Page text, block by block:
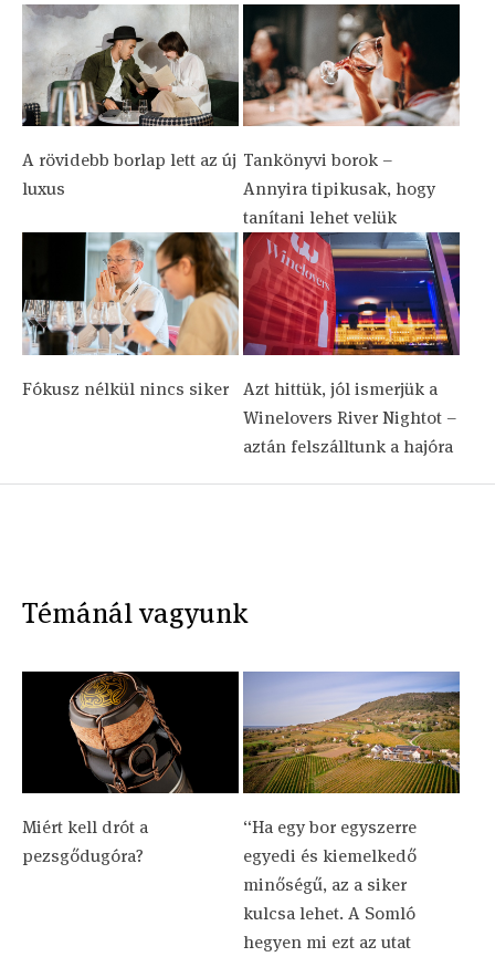
A rövidebb borlap lett az új
luxus
Tankönyvi borok –
Annyira tipikusak, hogy
tanítani lehet velük
Fókusz nélkül nincs siker
Azt hittük, jól ismerjük a
Winelovers River Nightot –
aztán felszálltunk a hajóra
Témánál vagyunk
Miért kell drót a
pezsgődugóra?
“Ha egy bor egyszerre
egyedi és kiemelkedő
minőségű, az a siker
kulcsa lehet. A Somló
hegyen mi ezt az utat